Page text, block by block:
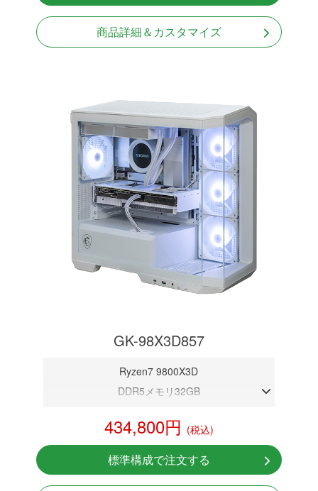
Windows11 Home 64bit
商品詳細＆カスタマイズ
GK-98X3D857
Ryzen7 9800X3D
DDR5メモリ32GB
NVMeSSD 1TB
無線LAN Bluetooth対応
Windows11 Home 64bit
434,800円 (税込)
標準構成で注文する